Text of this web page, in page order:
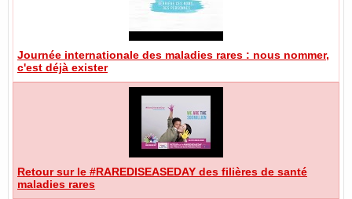
Journée internationale des maladies rares : nous nommer,
c'est déjà exister
Retour sur le #RAREDISEASEDAY des filières de santé
maladies rares